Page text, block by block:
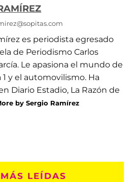
es periodista egresado
de Periodismo Carlos
Le apasiona el mundo de
1 y el automovilismo. Ha
Diario Estadio, La Razón de
by Sergio Ramírez
LEÍDAS